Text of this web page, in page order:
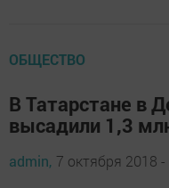
ОБЩЕСТВО
В Татарстане в
высадили 1,3
admin, 7 октября 2018 -